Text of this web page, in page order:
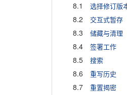
8.1 选择修订版
8.2 交互式暂存
8.3 储藏与清理
8.4 签署工作
8.5 搜索
8.6 重写历史
8.7 重置揭密